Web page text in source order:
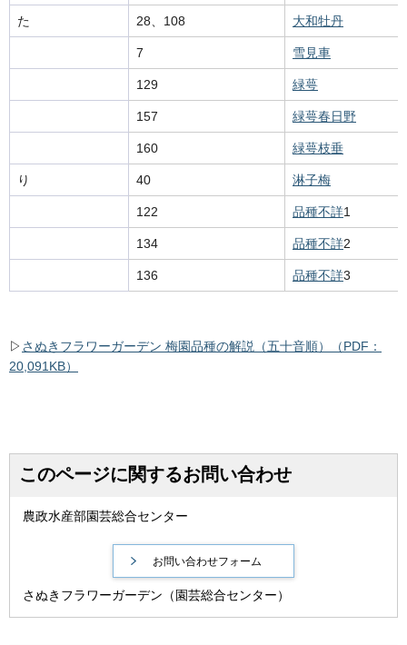
た 28、108 大和牡丹
7 雪見車
129 緑萼
157 緑萼春日野
160 緑萼枝垂
り 40 淋子梅
122 品種不詳1
134 品種不詳2
136 品種不詳3
▷ さぬきフラワーガーデン 梅園品種の解説（五十音順）（PDF：
20,091KB）
このページに関するお問い合わせ
農政水産部園芸総合センター
さぬきフラワーガーデン（園芸総合センター）